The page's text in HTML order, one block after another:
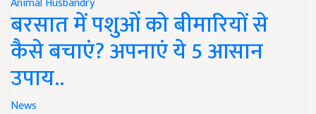
बरसात में पशुओं को बीमारियों से
कैसे बचाएं? अपनाएं ये 5 आसान
उपाय..
News